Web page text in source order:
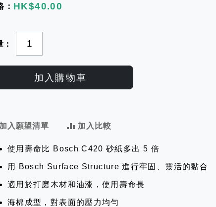
HK$40.00
加入購物車
加入願望清單 加入比較
使用壽命比 Bosch C420 砂紙多出 5 倍
用 Bosch Surface Structure 進行牢固、靈活的黏合
適用於打磨木材和油漆，使用壽命長
海棉成型，對表面的壓力均勻